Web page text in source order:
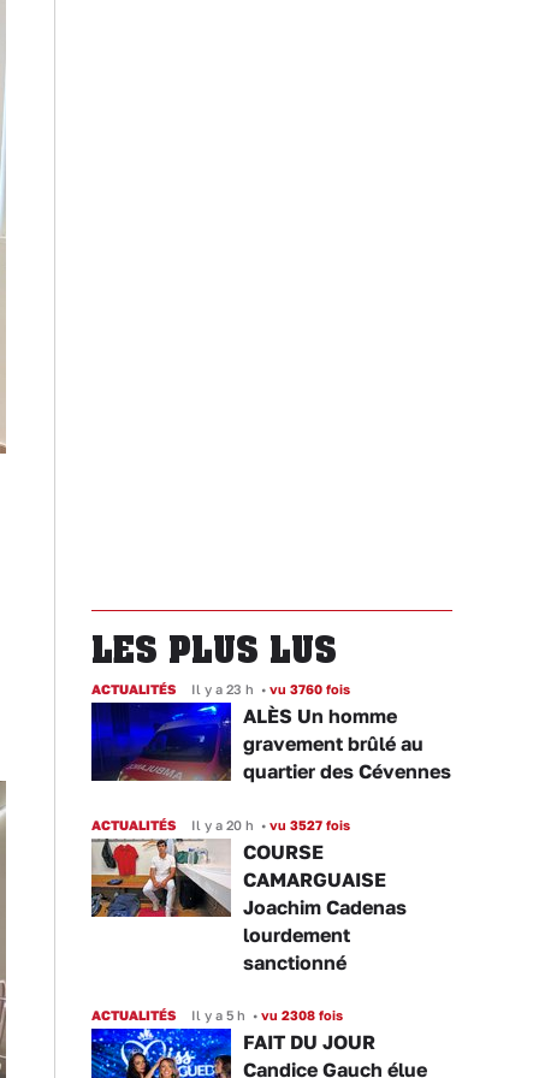
LES PLUS LUS
ACTUALITÉS Il y a 23 h • vu 3760 fois
ALÈS Un homme
gravement brûlé au
quartier des Cévennes
ACTUALITÉS Il y a 20 h • vu 3527 fois
COURSE
CAMARGUAISE
Joachim Cadenas
lourdement
sanctionné
ACTUALITÉS Il y a 5 h • vu 2308 fois
FAIT DU JOUR
Candice Gauch élue